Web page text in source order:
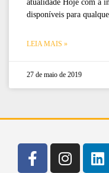
atualidade Hoje com a
disponíveis para
LEIA MAIS »
27 de maio de 2019